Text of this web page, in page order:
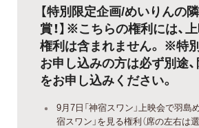
【特別限定企画/めいりんの
賞！】※こちらの権利には、
権利は含まれません。 ※特
お申し込みの方は必ず別途
をお申し込みください。
9月7日「神宿スワン」上映会で羽島
宿スワン」を見る権利（席の左右は選